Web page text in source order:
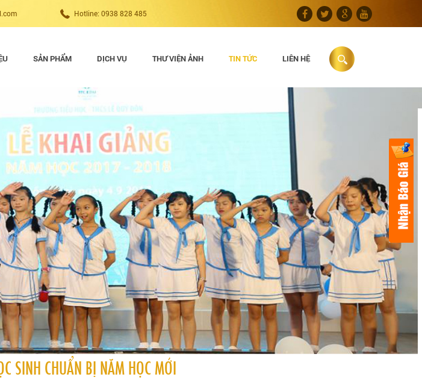
Hotline: 0938 828 485
SẢN PHẨM DỊCH VỤ THƯ VIỆN ẢNH TIN TỨC LIÊN HỆ
SINH CHUẨN BỊ NĂM HỌC MỚI